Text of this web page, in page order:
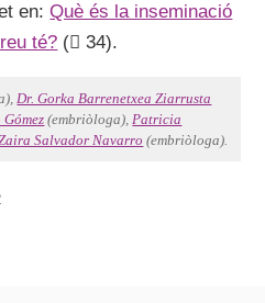
en:Què és la inseminació
té? ( 34).
Dr. Gorka Barrenetxea Ziarrusta
(embriòloga),Patricia
Salvador Navarro (embriòloga).